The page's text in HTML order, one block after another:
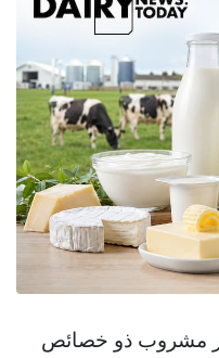
مشروب ذو خصائص